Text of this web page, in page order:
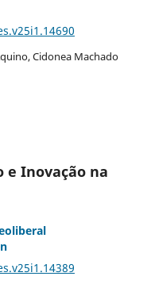
Cidonea Machado
e Inovação na